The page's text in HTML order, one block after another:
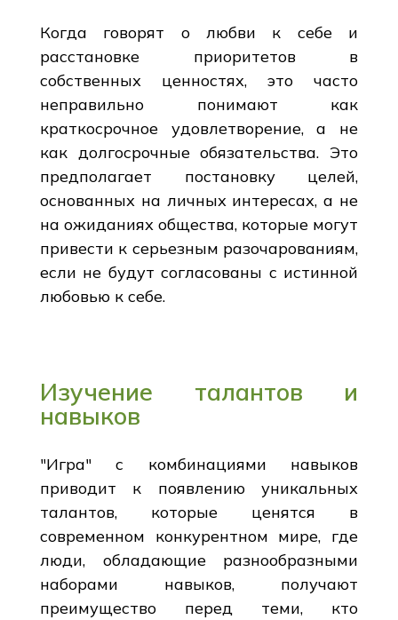
Когда говорят о любви к себе и
расстановке приоритетов в
собственных ценностях, это часто
неправильно понимают как
краткосрочное удовлетворение, а не
как долгосрочные обязательства. Это
предполагает постановку целей,
основанных на личных интересах, а не
на ожиданиях общества, которые могут
привести к серьезным разочарованиям,
если не будут согласованы с истинной
любовью к себе.
Изучение талантов и
навыков
"Игра" с комбинациями навыков
приводит к появлению уникальных
талантов, которые ценятся в
современном конкурентном мире, где
люди, обладающие разнообразными
наборами навыков, получают
преимущество перед теми, кто